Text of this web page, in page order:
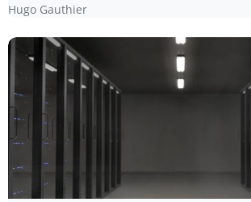
Hugo Gauthier